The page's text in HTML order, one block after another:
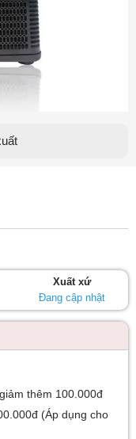
Xuất xứ
Đang cập nhật
thêm 100.000đ
(Áp dụng cho